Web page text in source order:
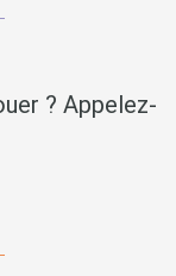
? Appelez-